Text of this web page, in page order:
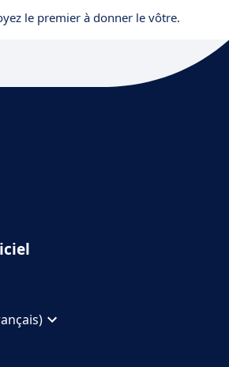
le premier à donner le vôtre.